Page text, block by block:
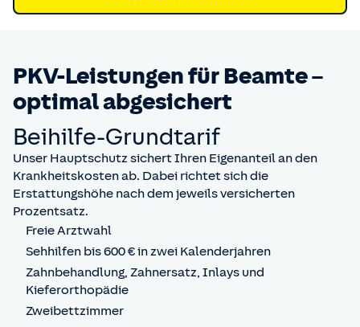
PKV-Leistungen für Beamte –
optimal abgesichert
Beihilfe-Grundtarif
Unser Hauptschutz sichert Ihren Eigenanteil an den
Krankheitskosten ab. Dabei richtet sich die
Erstattungshöhe nach dem jeweils versicherten
Prozentsatz.
Freie Arztwahl
Sehhilfen bis 600 € in zwei Kalenderjahren
Zahnbehandlung, Zahnersatz, Inlays und
Kieferorthopädie
Zweibettzimmer